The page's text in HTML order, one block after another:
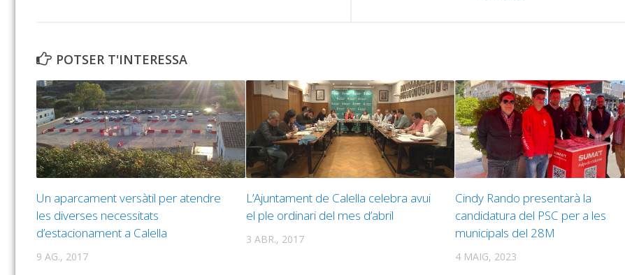
POTSER T'INTERESSA
Un aparcament versàtil per atendre
les diverses necessitats
d’estacionament a Calella
9 AG., 2017
L’Ajuntament de Calella celebra avui
el ple ordinari del mes d’abril
3 ABR., 2017
Cindy Rando presentarà la
candidatura del PSC per a les
municipals del 28M
4 MAIG, 2023